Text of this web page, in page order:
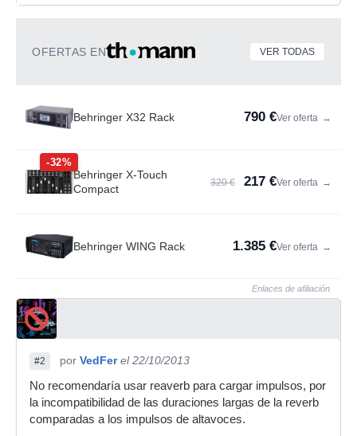
OFERTAS EN VER TODAS
Behringer X32 Rack 790 €Ver oferta →
-32%
Behringer X-Touch
Compact
320 € 217 €Ver oferta →
Behringer WING Rack 1.385 €Ver oferta →
Enlaces de afiliación
#2 por VedFer el 22/10/2013
No recomendaría usar reaverb para cargar impulsos, por
la incompatibilidad de las duraciones largas de la reverb
comparadas a los impulsos de altavoces.